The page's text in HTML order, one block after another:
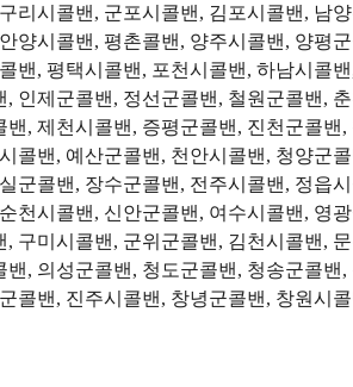
시콜밴, 군포시콜밴, 김포시콜밴, 남
시콜밴, 평촌콜밴, 양주시콜밴, 양평
, 평택시콜밴, 포천시콜밴, 하남시콜
제군콜밴, 정선군콜밴, 철원군콜밴,
, 제천시콜밴, 증평군콜밴, 진천군콜
밴, 예산군콜밴, 천안시콜밴, 청양군
콜밴, 장수군콜밴, 전주시콜밴, 정읍
시콜밴, 신안군콜밴, 여수시콜밴, 영
미시콜밴, 군위군콜밴, 김천시콜밴,
, 의성군콜밴, 청도군콜밴, 청송군콜
밴, 진주시콜밴, 창녕군콜밴, 창원시